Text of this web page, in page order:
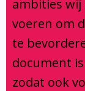
ambities wij
voeren om
te
document
zodat ook